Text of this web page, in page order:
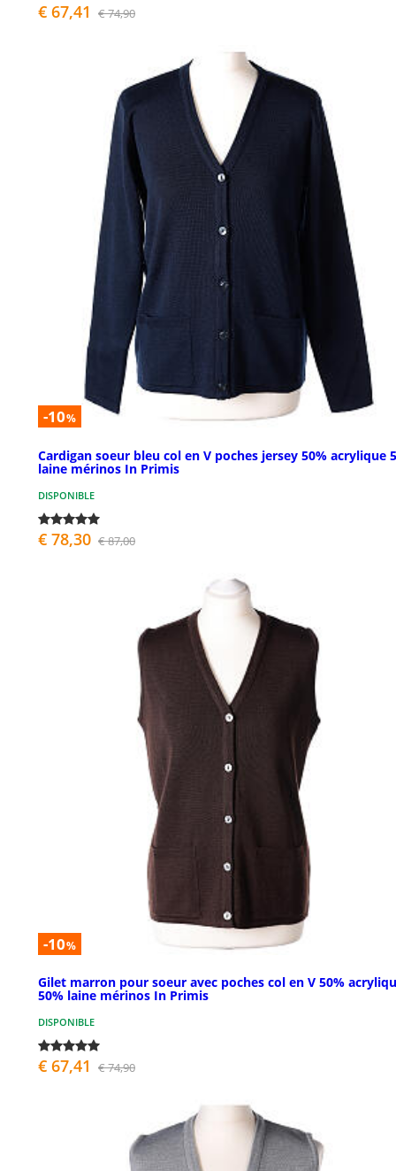
€ 67,41 € 74,90
-10%
Cardigan soeur bleu col en V poches jersey 50% acrylique
laine mérinos In Primis
DISPONIBLE
€ 78,30 € 87,00
-10%
Gilet marron pour soeur avec poches col en V 50%
50% laine mérinos In Primis
DISPONIBLE
€ 67,41 € 74,90